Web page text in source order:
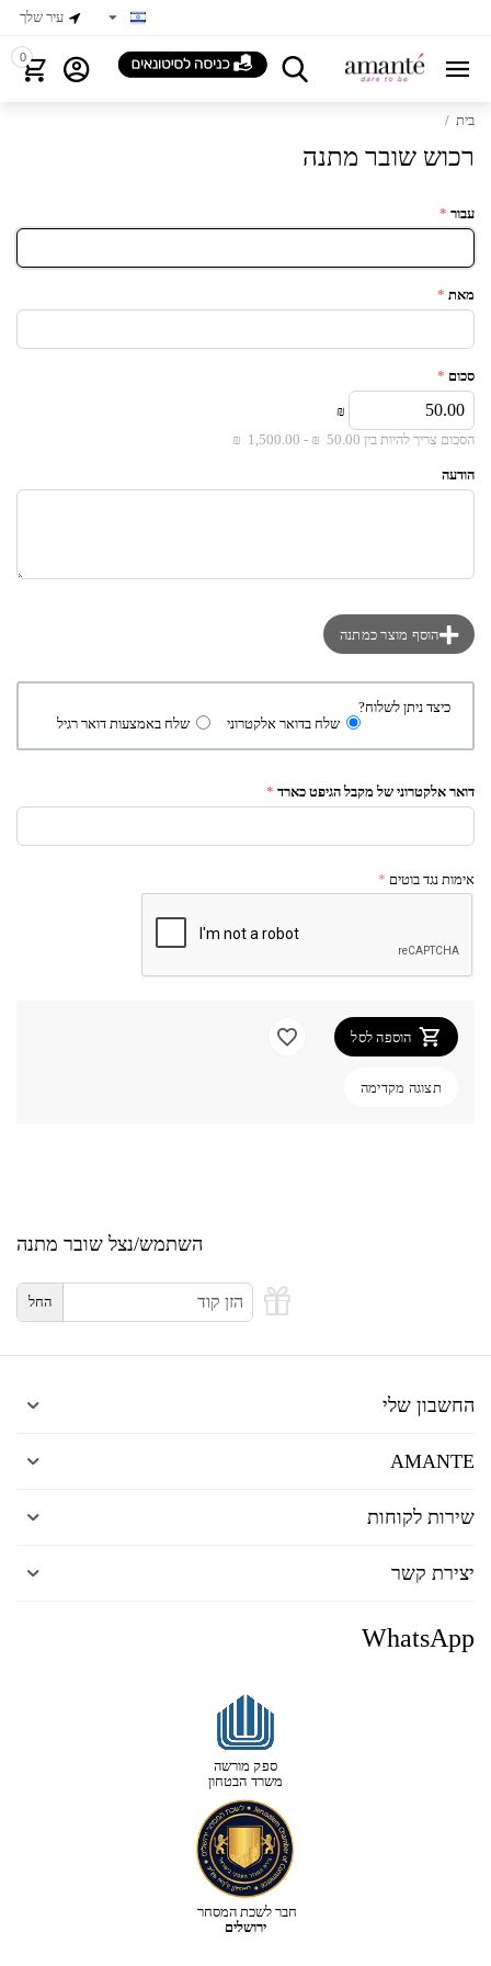
עיר שלך
0
בית /
רכוש שובר מתנה
עבור
מאת
סכום
₪
הסכום צריך להיות בין 50.00
₪ -
1,500.00
₪
הודעה
הוסף מוצר כמתנה
כיצד ניתן לשלוח?
שלח בדואר אלקטרוני
שלח באמצעות דואר רגיל
דואר אלקטרוני של מקבל הגיפט כארד
אימות נגד בוטים
הוספה לסל
תצוגה מקדימה
השתמש/נצל שובר מתנה
החל
החשבון שלי
AMANTE
שירות לקוחות
יצירת קשר
WhatsApp
ספק מורשה
משרד הבטחון
חבר לשכת המסחר
ירושלים